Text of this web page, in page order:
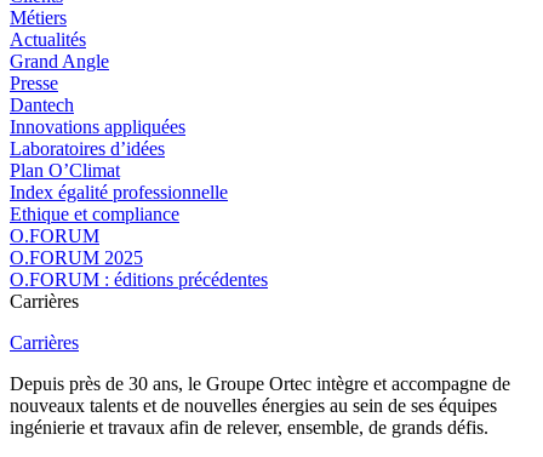
Métiers
Actualités
Grand Angle
Presse
Dantech
Innovations appliquées
Laboratoires d’idées
Plan O’Climat
Index égalité professionnelle
Ethique et compliance
O.FORUM
O.FORUM 2025
O.FORUM : éditions précédentes
Carrières
Carrières
Depuis près de 30 ans, le Groupe Ortec intègre et accompagne de
nouveaux talents et de nouvelles énergies au sein de ses équipes
ingénierie et travaux afin de relever, ensemble, de grands défis.